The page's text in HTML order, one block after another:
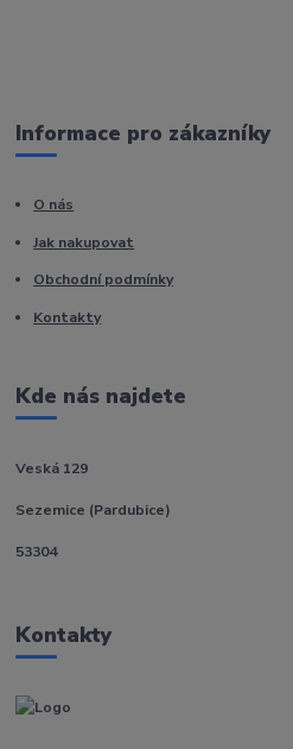
Informace pro zákazníky
O nás
Jak nakupovat
Obchodní podmínky
Kontakty
Kde nás najdete
Veská 129
Sezemice (Pardubice)
53304
Kontakty